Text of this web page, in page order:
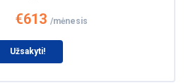
€613 /mėnesis
Užsakyti!